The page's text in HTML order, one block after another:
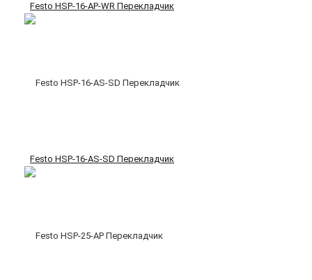
Festo HSP-16-AP-WR Перекладчик
Festo HSP-16-AS-SD Перекладчик